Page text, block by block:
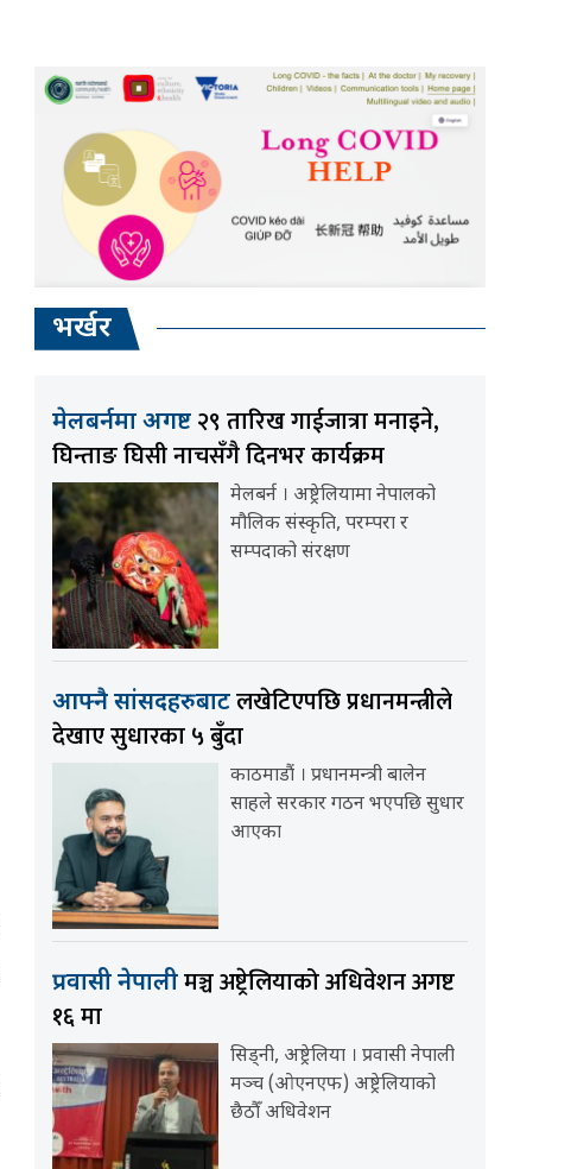
भर्खर
मेलबर्नमा अगष्ट २९ तारिख गाईजात्रा मनाइने,
घिन्ताङ घिसी नाचसँगै दिनभर कार्यक्रम
मेलबर्न । अष्ट्रेलियामा नेपालको
मौलिक संस्कृति, परम्परा र
सम्पदाको संरक्षण
आफ्नै सांसदहरुबाटलखेटिएपछि प्रधानमन्त्रीले
देखाए सुधारका ५ बुँदा
काठमाडौं । प्रधानमन्त्री बालेन
साहले सरकार गठन भएपछि सुधार
आएका
प्रवासी नेपालीमञ्च अष्ट्रेलियाको अधिवेशन अगष्ट
१६ मा
सिड्नी, अष्ट्रेलिया । प्रवासी नेपाली
मञ्च (ओएनएफ) अष्ट्रेलियाको
छैठौँ अधिवेशन